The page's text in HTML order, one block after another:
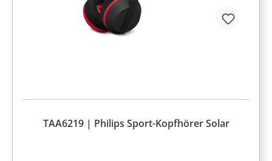
TAA6219 | Philips Sport-Kopfhörer Solar